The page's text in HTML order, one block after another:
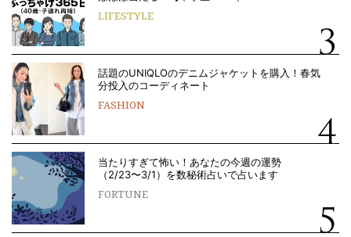
LIFESTYLE
話題のUNIQLOのデニムジャケットを購入！春気
分投入のコーディネート
FASHION
当たりすぎて怖い！あなたの今週の運勢
（2/23〜3/1）を数秘術占いで占います
FORTUNE